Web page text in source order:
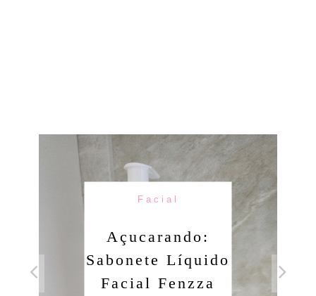
Facial
Açucarando:
Sabonete Líquido
Facial Fenzza